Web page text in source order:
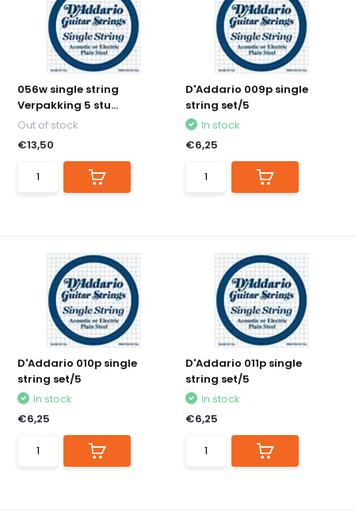
056w single string
Verpakking 5 stu...
Out of stock
€13,50
D'Addario 009p single
string set/5
In stock
€6,25
D'Addario 010p single
string set/5
In stock
€6,25
D'Addario 011p single
string set/5
In stock
€6,25